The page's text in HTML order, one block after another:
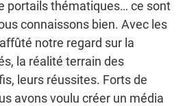
portails thématiques… ce sont
connaissons bien. Avec les
notre regard sur la
la réalité terrain des
leurs réussites. Forts de
avons voulu créer un média